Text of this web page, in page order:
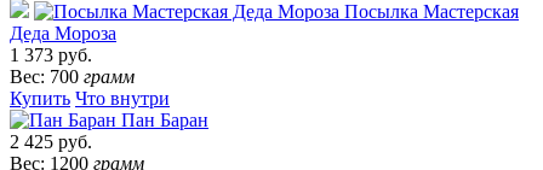
Посылка Мастерская
Деда Мороза
1 373 руб.
Вес: 700 грамм
Купить Что внутри
Пан Баран
2 425 руб.
Вес: 1200 грамм